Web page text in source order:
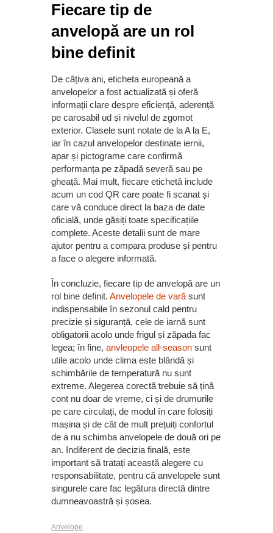
Fiecare tip de
anvelopă are un rol
bine definit
De câțiva ani, eticheta europeană a
anvelopelor a fost actualizată și oferă
informații clare despre eficiență, aderență
pe carosabil ud și nivelul de zgomot
exterior. Clasele sunt notate de la A la E,
iar în cazul anvelopelor destinate iernii,
apar și pictograme care confirmă
performanța pe zăpadă severă sau pe
gheață. Mai mult, fiecare etichetă include
acum un cod QR care poate fi scanat și
care vă conduce direct la baza de date
oficială, unde găsiți toate specificațiile
complete. Aceste detalii sunt de mare
ajutor pentru a compara produse și pentru
a face o alegere informată.
În concluzie, fiecare tip de anvelopă are un
rol bine definit. Anvelopele de vară sunt
indispensabile în sezonul cald pentru
precizie și siguranță, cele de iarnă sunt
obligatorii acolo unde frigul și zăpada fac
legea; în fine, anvleopele all-season sunt
utile acolo unde clima este blândă și
schimbările de temperatură nu sunt
extreme. Alegerea corectă trebuie să țină
cont nu doar de vreme, ci și de drumurile
pe care circulați, de modul în care folosiți
mașina și de cât de mult prețuiți confortul
de a nu schimba anvelopele de două ori pe
an. Indiferent de decizia finală, este
important să tratați această alegere cu
responsabilitate, pentru că anvelopele sunt
singurele care fac legătura directă dintre
dumneavoastră și șosea.
Anvelope